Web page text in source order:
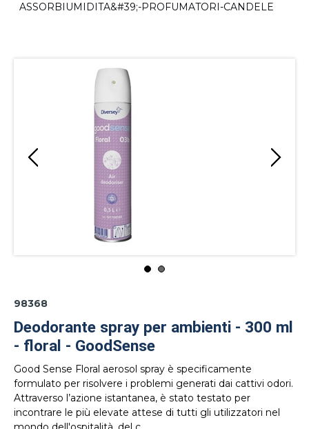
ASSORBIUMIDITA&#39;-PROFUMATORI-CANDELE
98368
Deodorante spray per ambienti - 300 ml
- floral - GoodSense
Good Sense Floral aerosol spray è specificamente
formulato per risolvere i problemi generati dai cattivi odori.
Attraverso l’azione istantanea, è stato testato per
incontrare le più elevate attese di tutti gli utilizzatori nel